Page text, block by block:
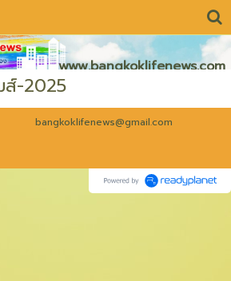
www.bangkoklifenews.com
ส์-2025
bangkoklifenews@gmail.com